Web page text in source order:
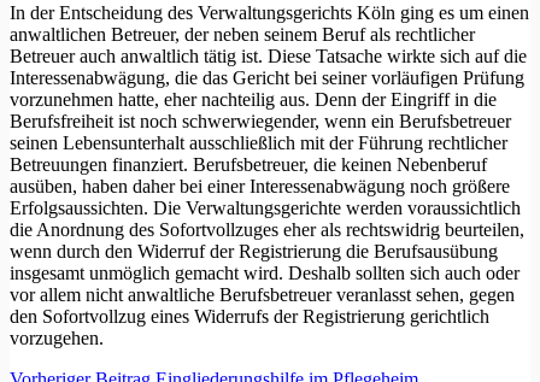
In der Entscheidung des Verwaltungsgerichts Köln ging es um einen
anwaltlichen Betreuer, der neben seinem Beruf als rechtlicher
Betreuer auch anwaltlich tätig ist. Diese Tatsache wirkte sich auf die
Interessenabwägung, die das Gericht bei seiner vorläufigen Prüfung
vorzunehmen hatte, eher nachteilig aus. Denn der Eingriff in die
Berufsfreiheit ist noch schwerwiegender, wenn ein Berufsbetreuer
seinen Lebensunterhalt ausschließlich mit der Führung rechtlicher
Betreuungen finanziert. Berufsbetreuer, die keinen Nebenberuf
ausüben, haben daher bei einer Interessenabwägung noch größere
Erfolgsaussichten. Die Verwaltungsgerichte werden voraussichtlich
die Anordnung des Sofortvollzuges eher als rechtswidrig beurteilen,
wenn durch den Widerruf der Registrierung die Berufsausübung
insgesamt unmöglich gemacht wird. Deshalb sollten sich auch oder
vor allem nicht anwaltliche Berufsbetreuer veranlasst sehen, gegen
den Sofortvollzug eines Widerrufs der Registrierung gerichtlich
vorzugehen.